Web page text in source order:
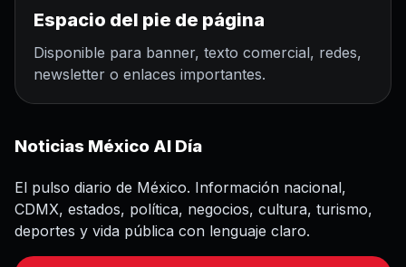
Espacio del pie de página
Disponible para banner, texto comercial, redes,
newsletter o enlaces importantes.
Noticias México Al Día
El pulso diario de México. Información nacional,
CDMX, estados, política, negocios, cultura, turismo,
deportes y vida pública con lenguaje claro.